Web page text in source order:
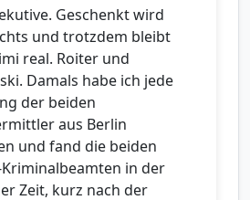
Geschenkt wird
und trotzdem bleibt
real. Roiter und
Damals habe ich jede
der beiden
aus Berlin
und fand die beiden
in der
Zeit, kurz nach der